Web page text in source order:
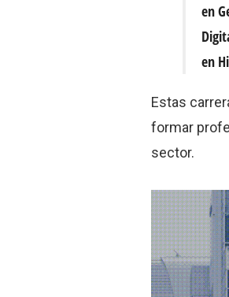
en
en
Estas
formar
sector.